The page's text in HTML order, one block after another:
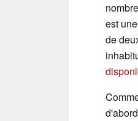
est
de